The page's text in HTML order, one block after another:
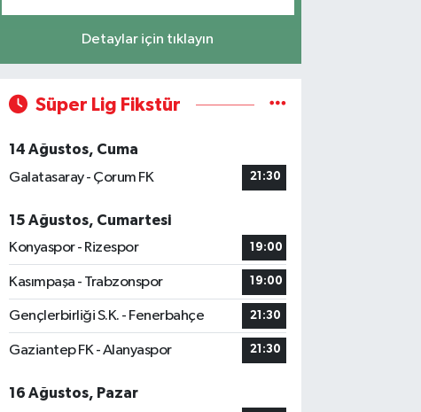
Detaylar için tıklayın
Süper Lig Fikstür
14 Ağustos, Cuma
Galatasaray - Çorum FK
21:30
15 Ağustos, Cumartesi
Konyaspor - Rizespor
19:00
Kasımpaşa - Trabzonspor 19:00
Gençlerbirliği S.K. - Fenerbahçe 21:30
Gaziantep FK - Alanyaspor 21:30
16 Ağustos, Pazar